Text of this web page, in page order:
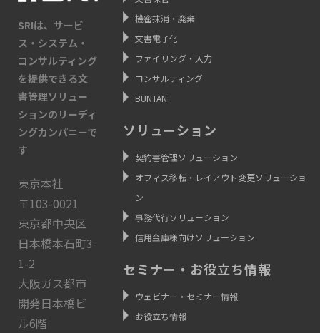
SRIは、サービ
ス・システム・
コンサルティング
を提供できる文
書管理ソリュー
ションのリーディ
ングカンパニーで
す
東京本社
〒103-0021
東京都中央区
日本橋本石町3-
1-2
大阪ガス都市
開発日本橋ビ
ル6階
機密抹消・廃棄
文書電子化
ファイリング・入力
コンサルティング
BUNTAN
ソリューション
契約書管理ソリューション
オフィス移転・レイアウト変更ソリューショ
ン
事務代行ソリューション
信用金庫様向けソリューション
セミナー・お役立ち情報
ウェビナー・セミナー情報
お役立ち情報